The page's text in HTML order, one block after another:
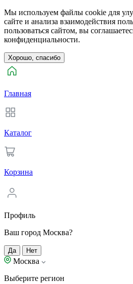
Мы используем файлы cookie для
сайте и анализа взаимодействия
пользоваться сайтом, вы
конфиденциальности.
Хорошо, спасибо
Главная
Каталог
Корзина
Профиль
Ваш город Москва?
Да Нет
Москва
Выберите регион